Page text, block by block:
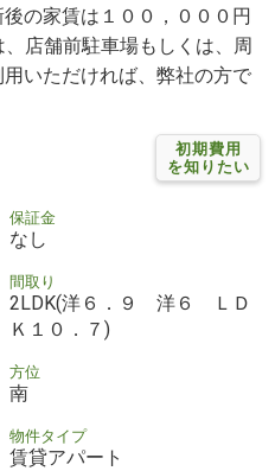
の家賃は１００，０００円
店舗前駐車場もしくは、周
いただければ、弊社の方で
初期費用
を知りたい
保証金
なし
間取り
2LDK(洋６．９ 洋６ ＬＤ
Ｋ１０．７)
方位
南
物件タイプ
賃貸アパート